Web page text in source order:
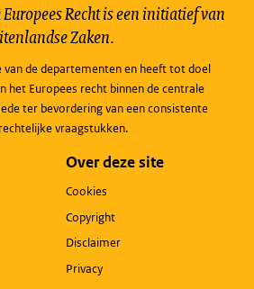
Recht is een initiatief van
Zaken.
van de departementen en heeft tot doel
het Europees recht binnen de centrale
ter bevordering van een consistente
vraagstukken.
Over deze site
Cookies
Copyright
Disclaimer
Privacy